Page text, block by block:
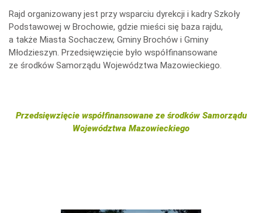
Rajd organizowany jest przy wsparciu dyrekcji i kadry Szkoły
Podstawowej w Brochowie, gdzie mieści się baza rajdu,
a także Miasta Sochaczew, Gminy Brochów i Gminy
Młodzieszyn. Przedsięwzięcie było współfinansowane
ze środków Samorządu Województwa Mazowieckiego.
Przedsięwzięcie współfinansowane ze środków Samorządu
Województwa Mazowieckiego